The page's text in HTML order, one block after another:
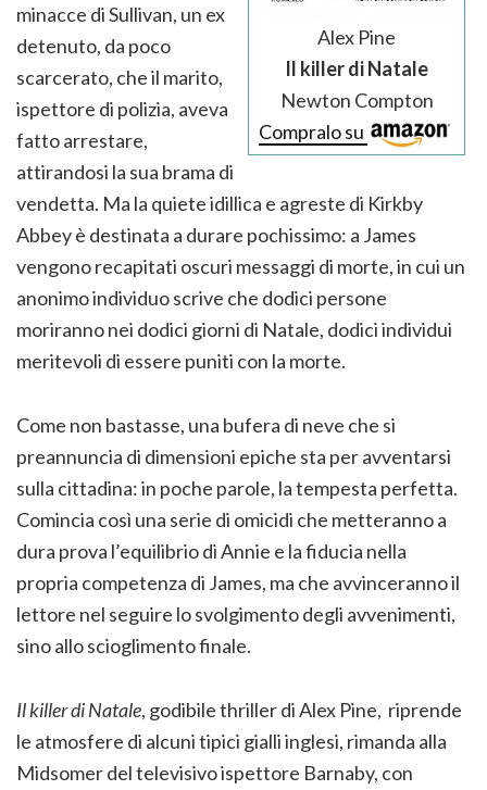
Alex Pine
Il killer di Natale
Newton Compton
Compralo su
minacce di Sullivan, un ex
detenuto, da poco
scarcerato, che il marito,
ispettore di polizia, aveva
fatto arrestare,
attirandosi la sua brama di
vendetta. Ma la quiete idillica e agreste di Kirkby
Abbey è destinata a durare pochissimo: a James
vengono recapitati oscuri messaggi di morte, in cui un
anonimo individuo scrive che dodici persone
moriranno nei dodici giorni di Natale, dodici individui
meritevoli di essere puniti con la morte.
Come non bastasse, una bufera di neve che si
preannuncia di dimensioni epiche sta per avventarsi
sulla cittadina: in poche parole, la tempesta perfetta.
Comincia così una serie di omicidi che metteranno a
dura prova l’equilibrio di Annie e la fiducia nella
propria competenza di James, ma che avvinceranno il
lettore nel seguire lo svolgimento degli avvenimenti,
sino allo scioglimento finale.
Il killer di Natale, godibile thriller di Alex Pine, riprende
le atmosfere di alcuni tipici gialli inglesi, rimanda alla
Midsomer del televisivo ispettore Barnaby, con